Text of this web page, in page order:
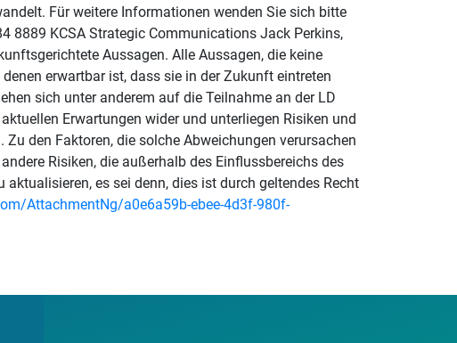
Für weitere Informationen wenden Sie sich bitte
8889 KCSA Strategic Communications Jack Perkins,
Aussagen. Alle Aussagen, die keine
erwartbar ist, dass sie in der Zukunft eintreten
sich unter anderem auf die Teilnahme an der LD
Erwartungen wider und unterliegen Risiken und
den Faktoren, die solche Abweichungen verursachen
Risiken, die außerhalb des Einflussbereichs des
es sei denn, dies ist durch geltendes Recht
AttachmentNg/a0e6a59b-ebee-4d3f-980f-